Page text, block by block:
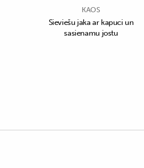
KAOS
Sieviešu jaka ar kapuci un
sasienamu jostu